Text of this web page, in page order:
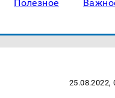
Полезное
25.08.2022,